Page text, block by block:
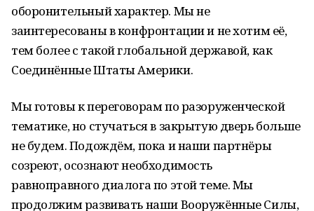
оборонительный характер. Мы не
заинтересованы в конфронтации и не хотим её,
тем более с такой глобальной державой, как
Соединённые Штаты Америки.
Мы готовы к переговорам по разоруженческой
тематике, но стучаться в закрытую дверь больше
не будем. Подождём, пока и наши партнёры
созреют, осознают необходимость
равноправного диалога по этой теме. Мы
продолжим развивать наши Вооружённые Силы,